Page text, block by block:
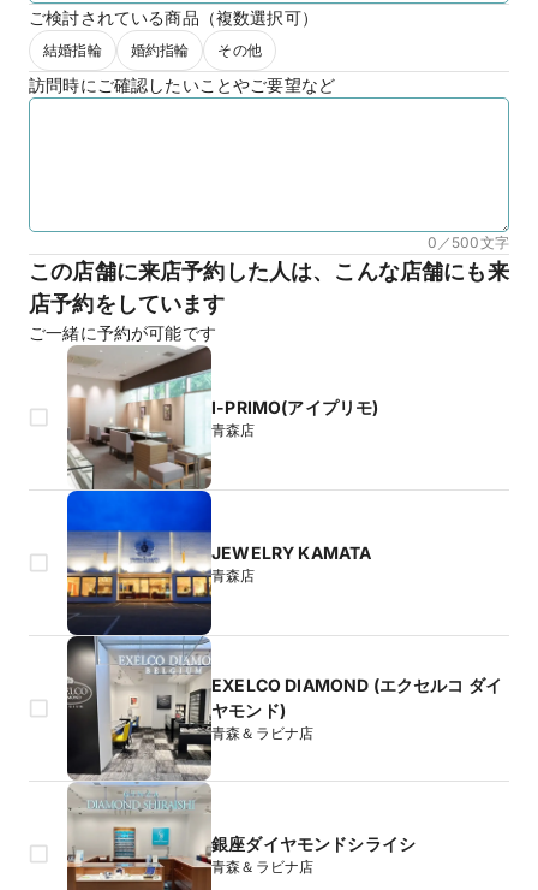
ご検討されている商品（複数選択可）
結婚指輪 婚約指輪 その他
訪問時にご確認したいことやご要望など
0／500文字
この店舗に来店予約した人は、こんな店舗にも来
店予約をしています
ご一緒に予約が可能です
I-PRIMO(アイプリモ)
青森店
JEWELRY KAMATA
青森店
EXELCO DIAMOND (エクセルコ ダイ
ヤモンド)
青森＆ラビナ店
銀座ダイヤモンドシライシ
青森＆ラビナ店